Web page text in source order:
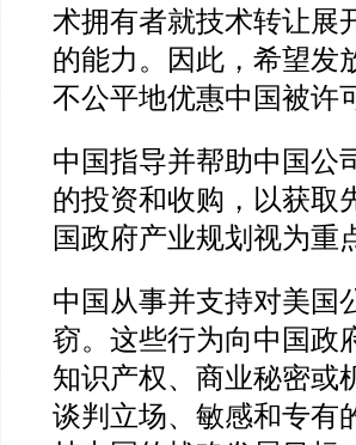
术拥有者就技术转让展
的能力。因此，希望发
不公平地优惠中国被许
中国指导并帮助中国公
的投资和收购，以获取
国政府产业规划视为重
中国从事并支持对美国
窃。这些行为向中国政
知识产权、商业秘密或
谈判立场、敏感和专有